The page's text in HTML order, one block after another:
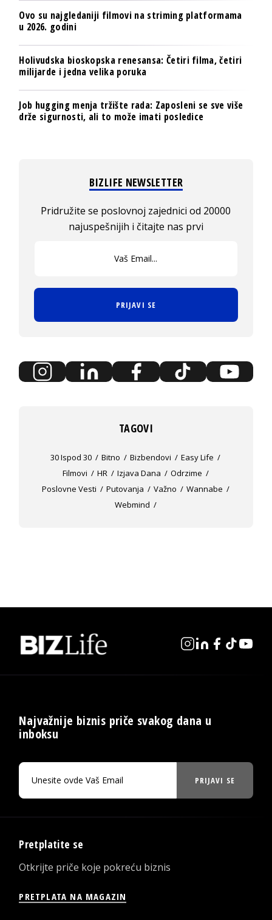
Ovo su najgledaniji filmovi na striming platformama
u 2026. godini
Holivudska bioskopska renesansa: Četiri filma, četiri
milijarde i jedna velika poruka
Job hugging menja tržište rada: Zaposleni se sve više
drže sigurnosti, ali to može imati posledice
BIZLIFE NEWSLETTER
Pridružite se poslovnoj zajednici od 20000
najuspešnijih i čitajte nas prvi
PRIJAVI SE
TAGOVI
30 Ispod 30 Bitno Bizbendovi
Easy Life
Filmovi
HR Izjava Dana
Odrzime
Poslovne Vesti
Putovanja Važno
Wannabe
Webmind
Najvažnije biznis priče svakog dana u
inboksu
PRIJAVI SE
Pretplatite se
Otkrijte priče koje pokreću biznis
PRETPLATA NA MAGAZIN